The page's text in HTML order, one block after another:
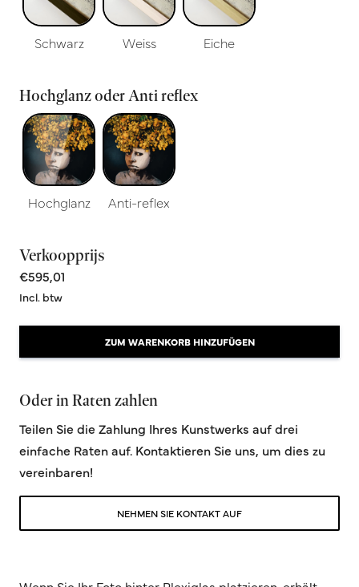
Schwarz Weiss Eiche
Hochglanz oder Anti reflex
Hochglanz Anti-reflex
Verkoopprijs
€595,01
Incl. btw
ZUM WARENKORB HINZUFÜGEN
Oder in Raten zahlen
Teilen Sie die Zahlung Ihres Kunstwerks auf drei
einfache Raten auf. Kontaktieren Sie uns, um dies zu
vereinbaren!
NEHMEN SIE KONTAKT AUF